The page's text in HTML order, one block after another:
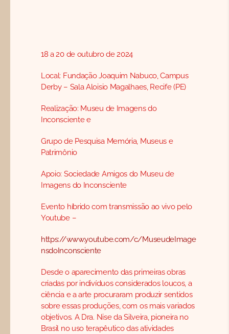
18 a 20 de outubro de 2024
Local: Fundação Joaquim Nabuco, Campus
Derby – Sala Aloisio Magalhaes, Recife (PE)
Realização: Museu de Imagens do
Inconsciente e
Grupo de Pesquisa Memória, Museus e
Patrimônio
Apoio: Sociedade Amigos do Museu de
Imagens do Inconsciente
Evento híbrido com transmissão ao vivo pelo
Youtube –
https://www.youtube.com/c/MuseudeImage
nsdoInconsciente
Desde o aparecimento das primeiras obras
criadas por indivíduos considerados loucos, a
ciência e a arte procuraram produzir sentidos
sobre essas produções, com os mais variados
objetivos. A Dra. Nise da Silveira, pioneira no
Brasil no uso terapêutico das atividades